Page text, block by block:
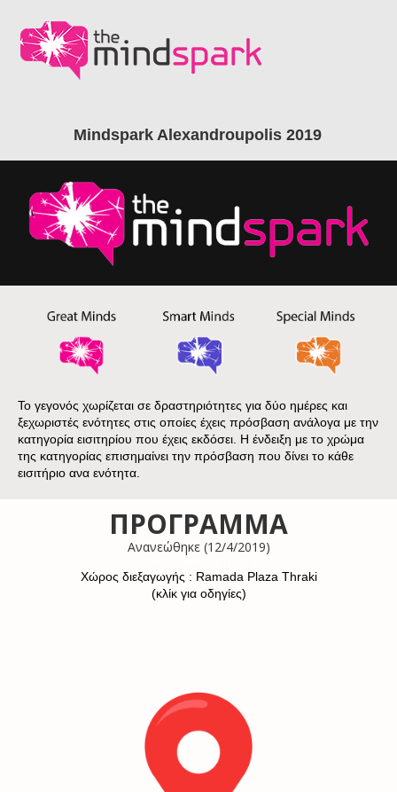
Μindspark Alexandroupolis 2019
Το γεγονός χωρίζεται σε δραστηριότητες για δύο ημέρες και
ξεχωριστές ενότητες στις οποίες έχεις πρόσβαση ανάλογα με την
κατηγορία εισιτηρίου που έχεις εκδόσει. Η ένδειξη με το χρώμα
της κατηγορίας επισημαίνει την πρόσβαση που δίνει το κάθε
εισιτήριο ανα ενότητα.
ΠΡΟΓΡΑΜΜΑ
Ανανεώθηκε (12/4/2019)
Χώρος διεξαγωγής : Ramada Plaza Thraki
(κλίκ για οδηγίες)